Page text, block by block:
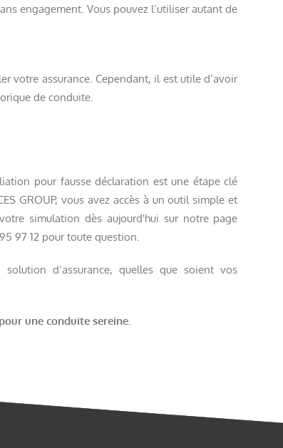
engagement. Vous pouvez l’utiliser autant de
votre assurance. Cependant, il est utile d’avoir
de conduite.
pour fausse déclaration est une étape clé
GROUP, vous avez accès à un outil simple et
simulation dès aujourd'hui sur notre page
97 12 pour toute question.
d’assurance, quelles que soient vos
une conduite sereine.